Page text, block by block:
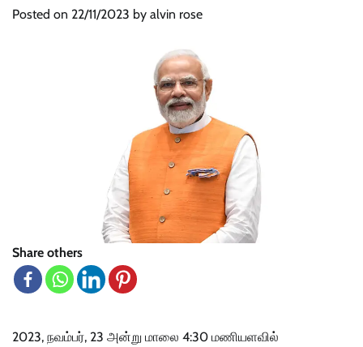
Posted on 22/11/2023 by alvin rose
Share others
2023, நவம்பர், 23 அன்று மாலை 4:30 மணியளவில்